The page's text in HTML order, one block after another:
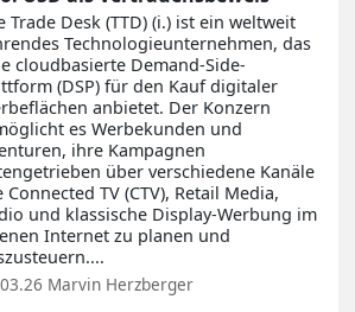
Trade Desk (TTD) (i.) ist ein weltweit
Technologieunternehmen, das
cloudbasierte Demand-Side-
(DSP) für den Kauf digitaler
anbietet. Der Konzern
es Werbekunden und
ihre Kampagnen
über verschiedene Kanäle
Connected TV (CTV), Retail Media,
und klassische Display-Werbung im
Internet zu planen und
Marvin Herzberger